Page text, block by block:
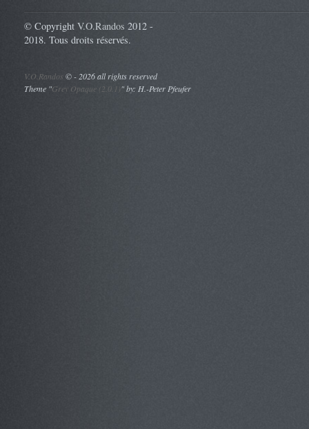
© Copyright V.O.Randos 2012 -
2018. Tous droits réservés.
V.O.Randos ©- 2026 all rights reserved
Theme "Grey Opaque (2.0.1)" by: H.-Peter Pfeufer